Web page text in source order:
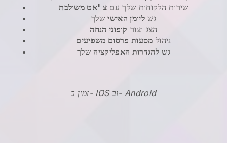
שירות הלקוחות שלך עם צ 'אט משולבת
גשליומן האישישלך
הצג וצור קופוני הנחה
ניהול מסעות פרסום משפיעים
גשלהגדרות האפליקציהשלך
זמין ב- IOS וב- Android